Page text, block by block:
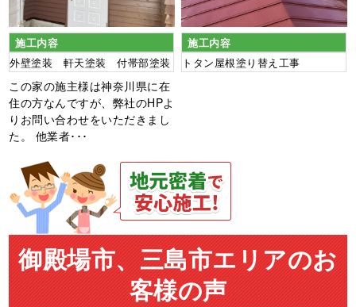
施工内容
外壁塗装 軒天塗装 付帯部塗装
この家の施主様は神奈川県に在
住の方なんですが、弊社のHPよ
りお問い合わせをいただきまし
た。 他業者･･･
施工内容
トタン屋根塗り替え工事
御殿場市、三島市エリアのお
客様の声